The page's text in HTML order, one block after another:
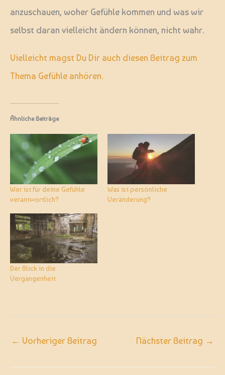
anzuschauen, woher Gefühle kommen und was wir
selbst daran vielleicht ändern können, nicht wahr.
Vielleicht magst Du Dir auch diesen Beitrag zum
Thema Gefühle anhören.
Ähnliche Beiträge
Wer ist für deine Gefühle
verantwortlich?
Was ist persönliche
Veränderung?
Der Blick in die
Vergangenheit
← Vorheriger Beitrag Nächster Beitrag →